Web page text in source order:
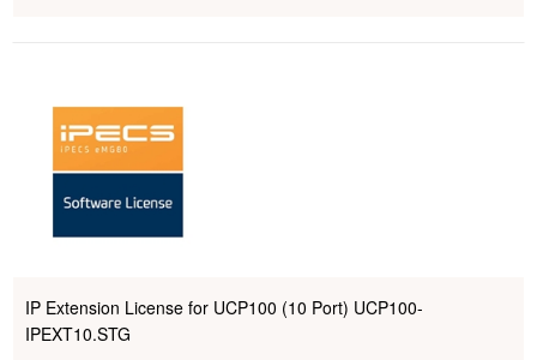
IP Extension License for UCP100 (10 Port) UCP100-
IPEXT10.STG